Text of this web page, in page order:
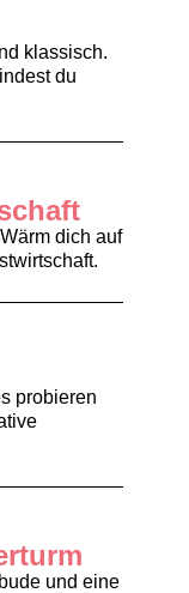
klassisch.
du
dich auf
probieren
und eine